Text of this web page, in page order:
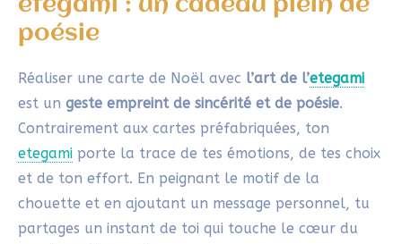
etegami : un cadeau plein de
poésie
Réaliser une carte de Noël avec l’art de l’etegami
est un geste empreint de sincérité et de poésie.
Contrairement aux cartes préfabriquées, ton
etegami porte la trace de tes émotions, de tes choix
et de ton effort. En peignant le motif de la
chouette et en ajoutant un message personnel, tu
partages un instant de toi qui touche le cœur du